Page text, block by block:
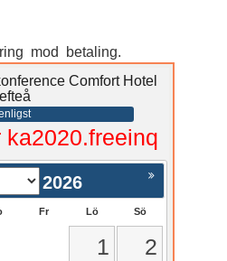
mod betaling.
Comfort Hotel
2026
Fr Lö Sö
1
2